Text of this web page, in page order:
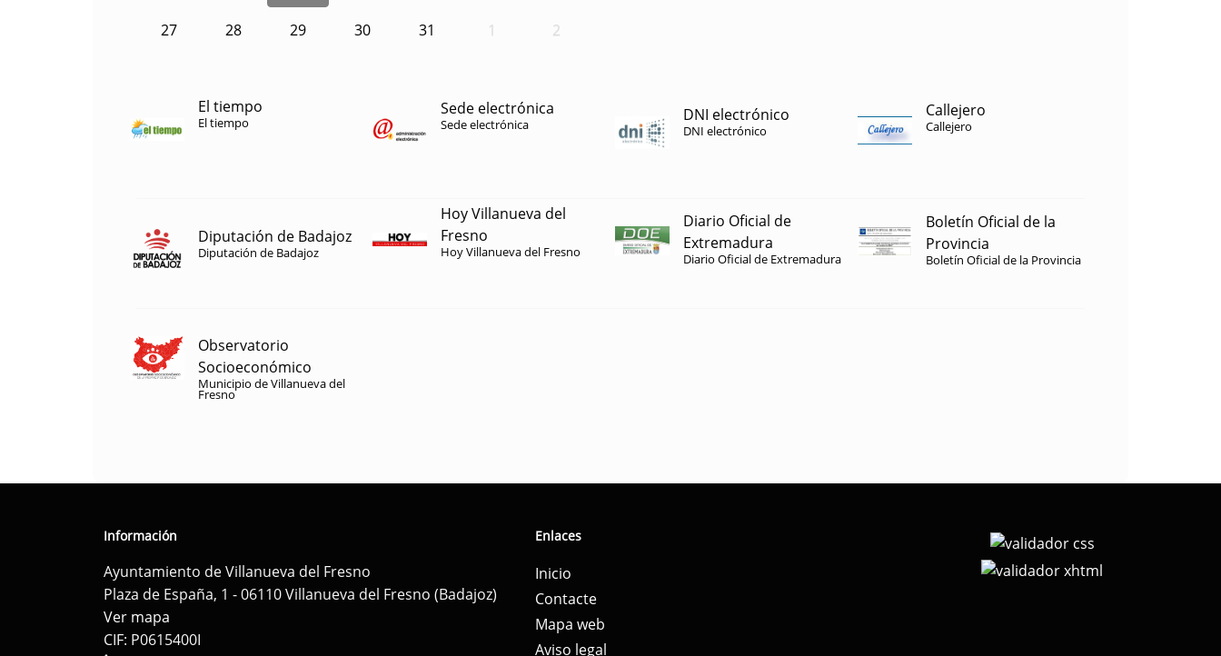
27 28 29 30 31 1 2
El tiempo
El tiempo
Sede electrónica
Sede electrónica DNI electrónico
DNI electrónico
Callejero
Callejero
Diputación de Badajoz
Diputación de Badajoz
Hoy Villanueva del
Fresno
Hoy Villanueva del Fresno
Diario Oficial de
Extremadura
Diario Oficial de Extremadura
Boletín Oficial de la
Provincia
Boletín Oficial de la Provincia
Observatorio
Socioeconómico
Municipio de Villanueva del
Fresno
Información
Ayuntamiento de Villanueva del Fresno
Plaza de España, 1 - 06110 Villanueva del Fresno (Badajoz)
Ver mapa
CIF: P0615400I
Enlaces
Inicio
Contacte
Mapa web
Aviso legal